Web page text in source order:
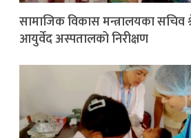
सामाजिक विकास मन्त्रालयका सचिव
आयुर्वेद अस्पतालको निरीक्षण